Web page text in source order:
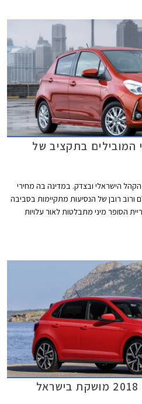
המובילים בתקציב של
הישראלי ובצדק. במדינה בה מחירי
ורוב רובן של הנסיעות מתקיימות בסביבה
הסופר מיני מתבלטות לאור עלויות
ממש. המידות שתפחו, הביאו עימן שיפור
הקודם. גם מערכות הבטיחות
של מכוניות יקרות יותר, זלגו
הביניים. לאור הביקוש והעניין הער,